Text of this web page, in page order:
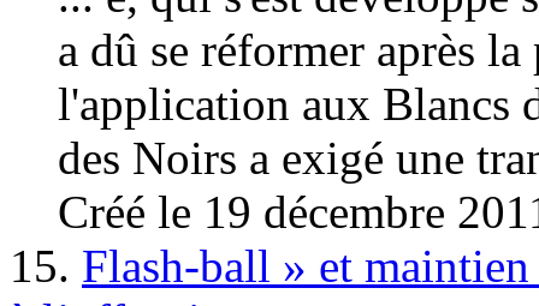
a dû se réformer après
l'application aux Blancs
des Noirs a exigé une
Créé le 19 décembre
15. Flash-ball » et